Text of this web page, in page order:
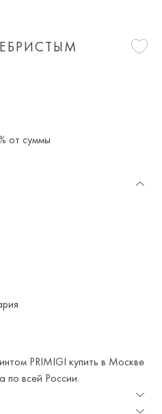
от суммы
PRIMIGI купить в Москве
по всей России.